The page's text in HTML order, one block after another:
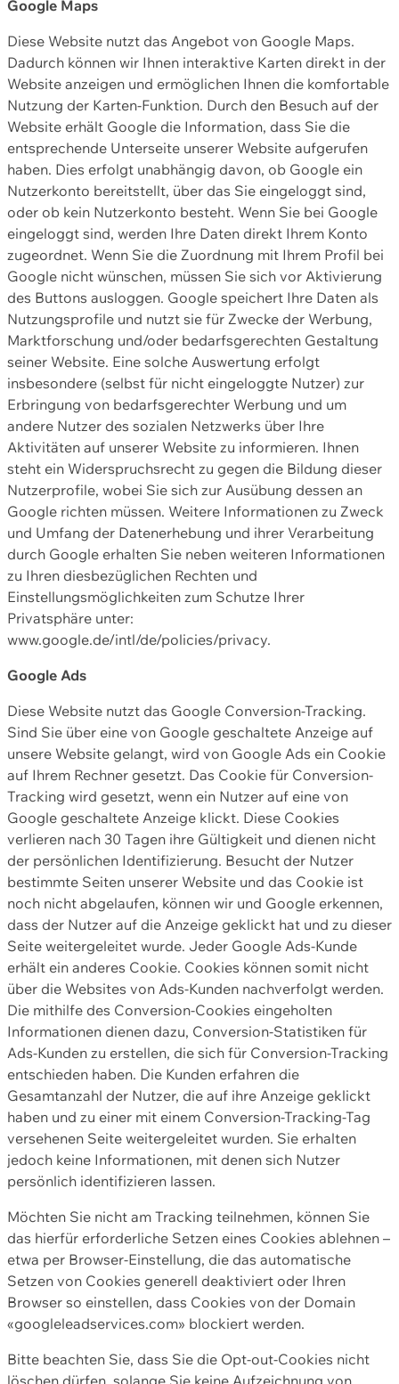
Google Maps
Diese Website nutzt das Angebot von Google Maps.
Dadurch können wir Ihnen interaktive Karten direkt in der
Website anzeigen und ermöglichen Ihnen die komfortable
Nutzung der Karten-Funktion. Durch den Besuch auf der
Website erhält Google die Information, dass Sie die
entsprechende Unterseite unserer Website aufgerufen
haben. Dies erfolgt unabhängig davon, ob Google ein
Nutzerkonto bereitstellt, über das Sie eingeloggt sind,
oder ob kein Nutzerkonto besteht. Wenn Sie bei Google
eingeloggt sind, werden Ihre Daten direkt Ihrem Konto
zugeordnet. Wenn Sie die Zuordnung mit Ihrem Profil bei
Google nicht wünschen, müssen Sie sich vor Aktivierung
des Buttons ausloggen. Google speichert Ihre Daten als
Nutzungsprofile und nutzt sie für Zwecke der Werbung,
Marktforschung und/oder bedarfsgerechten Gestaltung
seiner Website. Eine solche Auswertung erfolgt
insbesondere (selbst für nicht eingeloggte Nutzer) zur
Erbringung von bedarfsgerechter Werbung und um
andere Nutzer des sozialen Netzwerks über Ihre
Aktivitäten auf unserer Website zu informieren. Ihnen
steht ein Widerspruchsrecht zu gegen die Bildung dieser
Nutzerprofile, wobei Sie sich zur Ausübung dessen an
Google richten müssen. Weitere Informationen zu Zweck
und Umfang der Datenerhebung und ihrer Verarbeitung
durch Google erhalten Sie neben weiteren Informationen
zu Ihren diesbezüglichen Rechten und
Einstellungsmöglichkeiten zum Schutze Ihrer
Privatsphäre unter:
www.google.de/intl/de/policies/privacy.
Google Ads
Diese Website nutzt das Google Conversion-Tracking.
Sind Sie über eine von Google geschaltete Anzeige auf
unsere Website gelangt, wird von Google Ads ein Cookie
auf Ihrem Rechner gesetzt. Das Cookie für Conversion-
Tracking wird gesetzt, wenn ein Nutzer auf eine von
Google geschaltete Anzeige klickt. Diese Cookies
verlieren nach 30 Tagen ihre Gültigkeit und dienen nicht
der persönlichen Identifizierung. Besucht der Nutzer
bestimmte Seiten unserer Website und das Cookie ist
noch nicht abgelaufen, können wir und Google erkennen,
dass der Nutzer auf die Anzeige geklickt hat und zu dieser
Seite weitergeleitet wurde. Jeder Google Ads-Kunde
erhält ein anderes Cookie. Cookies können somit nicht
über die Websites von Ads-Kunden nachverfolgt werden.
Die mithilfe des Conversion-Cookies eingeholten
Informationen dienen dazu, Conversion-Statistiken für
Ads-Kunden zu erstellen, die sich für Conversion-Tracking
entschieden haben. Die Kunden erfahren die
Gesamtanzahl der Nutzer, die auf ihre Anzeige geklickt
haben und zu einer mit einem Conversion-Tracking-Tag
versehenen Seite weitergeleitet wurden. Sie erhalten
jedoch keine Informationen, mit denen sich Nutzer
persönlich identifizieren lassen.
Möchten Sie nicht am Tracking teilnehmen, können Sie
das hierfür erforderliche Setzen eines Cookies ablehnen –
etwa per Browser-Einstellung, die das automatische
Setzen von Cookies generell deaktiviert oder Ihren
Browser so einstellen, dass Cookies von der Domain
«googleleadservices.com» blockiert werden.
Bitte beachten Sie, dass Sie die Opt-out-Cookies nicht